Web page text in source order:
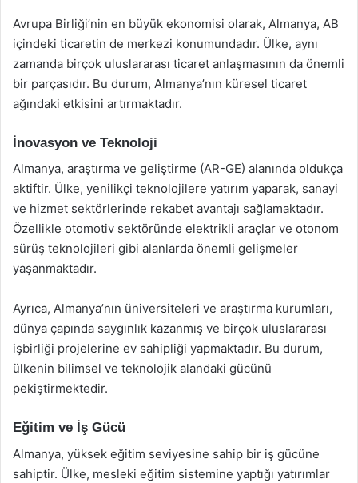
Avrupa Birliği’nin en büyük ekonomisi olarak, Almanya, AB
içindeki ticaretin de merkezi konumundadır. Ülke, aynı
zamanda birçok uluslararası ticaret anlaşmasının da önemli
bir parçasıdır. Bu durum, Almanya’nın küresel ticaret
ağındaki etkisini artırmaktadır.
İnovasyon ve Teknoloji
Almanya, araştırma ve geliştirme (AR-GE) alanında oldukça
aktiftir. Ülke, yenilikçi teknolojilere yatırım yaparak, sanayi
ve hizmet sektörlerinde rekabet avantajı sağlamaktadır.
Özellikle otomotiv sektöründe elektrikli araçlar ve otonom
sürüş teknolojileri gibi alanlarda önemli gelişmeler
yaşanmaktadır.
Ayrıca, Almanya’nın üniversiteleri ve araştırma kurumları,
dünya çapında saygınlık kazanmış ve birçok uluslararası
işbirliği projelerine ev sahipliği yapmaktadır. Bu durum,
ülkenin bilimsel ve teknolojik alandaki gücünü
pekiştirmektedir.
Eğitim ve İş Gücü
Almanya, yüksek eğitim seviyesine sahip bir iş gücüne
sahiptir. Ülke, mesleki eğitim sistemine yaptığı yatırımlar